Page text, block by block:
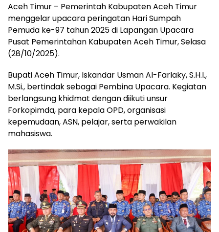
Aceh Timur – Pemerintah Kabupaten Aceh Timur
menggelar upacara peringatan Hari Sumpah
Pemuda ke-97 tahun 2025 di Lapangan Upacara
Pusat Pemerintahan Kabupaten Aceh Timur, Selasa
(28/10/2025).
Bupati Aceh Timur, Iskandar Usman Al-Farlaky, S.H.I.,
M.Si., bertindak sebagai Pembina Upacara. Kegiatan
berlangsung khidmat dengan diikuti unsur
Forkopimda, para kepala OPD, organisasi
kepemudaan, ASN, pelajar, serta perwakilan
mahasiswa.